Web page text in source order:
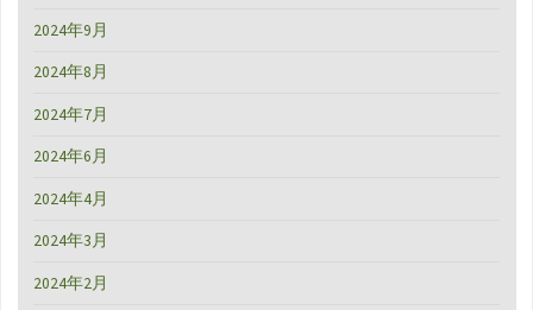
2024年9月
2024年8月
2024年7月
2024年6月
2024年4月
2024年3月
2024年2月